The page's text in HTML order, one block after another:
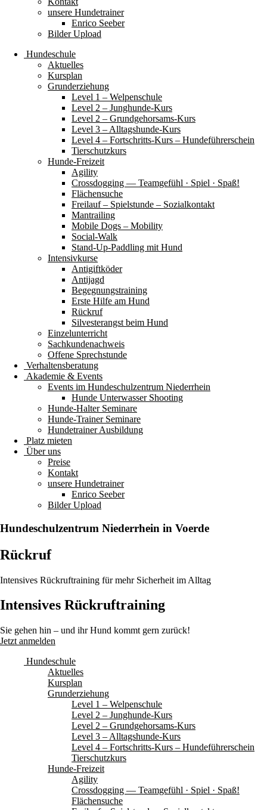
unsere Hundetrainer
Enrico Seeber
Bilder Upload
Hundeschule
Aktuelles
Kursplan
Grunderziehung
Level 1 – Welpenschule
Level 2 – Junghunde-Kurs
Level 2 – Grundgehorsams-Kurs
Level 3 – Alltagshunde-Kurs
Level 4 – Fortschritts-Kurs – Hundeführerschein
Tierschutzkurs
Hunde-Freizeit
Agility
Crossdogging — Teamgefühl · Spiel · Spaß!
Flächensuche
Freilauf – Spielstunde – Sozialkontakt
Mantrailing
Mobile Dogs – Mobility
Social-Walk
Stand-Up-Paddling mit Hund
Intensivkurse
Antigiftköder
Antijagd
Begegnungstraining
Erste Hilfe am Hund
Rückruf
Silvesterangst beim Hund
Einzelunterricht
Sachkundenachweis
Offene Sprechstunde
Verhaltensberatung
Akademie & Events
Events im Hundeschulzentrum Niederrhein
Hunde Unterwasser Shooting
Hunde-Halter Seminare
Hunde-Trainer Seminare
Hundetrainer Ausbildung
Platz mieten
Über uns
Preise
Kontakt
unsere Hundetrainer
Enrico Seeber
Bilder Upload
Hundeschulzentrum Niederrhein in Voerde
Rückruf
Intensives Rückruftraining für mehr Sicherheit im Alltag
Intensives Rückruftraining
Sie gehen hin – und ihr Hund kommt gern zurück!
Jetzt anmelden
Hundeschule
Aktuelles
Kursplan
Grunderziehung
Level 1 – Welpenschule
Level 2 – Junghunde-Kurs
Level 2 – Grundgehorsams-Kurs
Level 3 – Alltagshunde-Kurs
Level 4 – Fortschritts-Kurs – Hundeführerschein
Tierschutzkurs
Hunde-Freizeit
Agility
Crossdogging — Teamgefühl · Spiel · Spaß!
Flächensuche